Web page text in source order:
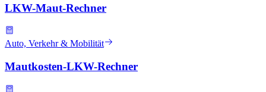
LKW-Maut-Rechner
Auto, Verkehr & Mobilität
Mautkosten-LKW-Rechner